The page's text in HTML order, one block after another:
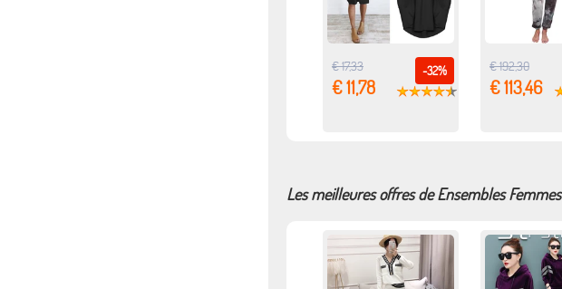
-32%
€ 17,33
€ 11,78
€ 192,30
€ 113,46
Les meilleures offres de Ensembles Femmes